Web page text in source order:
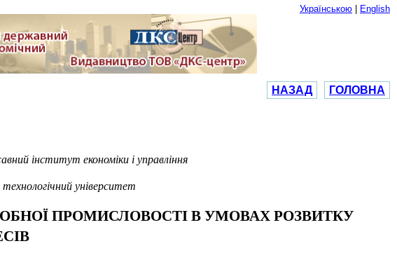
Українською English
НАЗАД ГОЛОВНА
інститут економіки і управління
університет
ПРОМИСЛОВОСТІ В УМОВАХ РОЗВИТКУ